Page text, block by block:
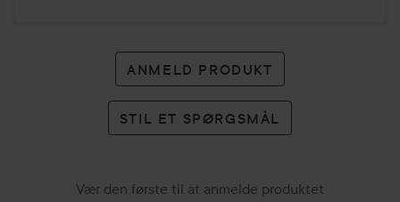
ANMELD PRODUKT
STIL ET SPØRGSMÅL
Vær den første til at anmelde produktet